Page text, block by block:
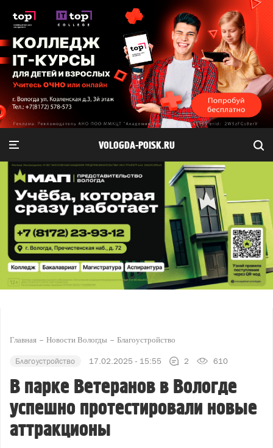
VOLOGDA-POISK.RU
Главная Новости Вологды Благоустройство
Благоустройство 17.02.2025 - 15:55 2 610
В парке Ветеранов в Вологде
успешно протестировали новые
аттракционы